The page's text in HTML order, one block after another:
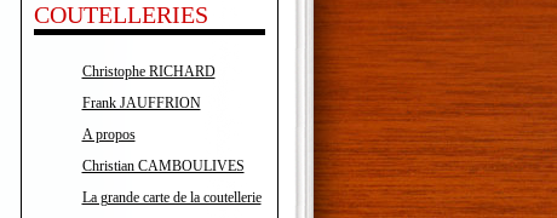
COUTELLERIES
Christophe RICHARD
Frank JAUFFRION
A propos
Christian CAMBOULIVES
La grande carte de la coutellerie